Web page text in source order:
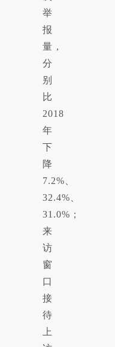
举
报
量，
分
别
比
2018
年
下
降
7.2%、
32.4%、
31.0%；
来
访
窗
口
接
待
上